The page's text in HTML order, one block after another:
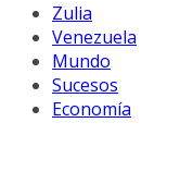
Zulia
Venezuela
Mundo
Sucesos
Economía